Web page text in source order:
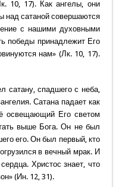
10, 17). Как ангелы, они
над сатаной совершаются
с нашими духовными
победы принадлежит Его
нам» (Лк. 10, 17).
сатану, спадшего с неба,
Сатана падает как
освещающий Его светом
выше Бога. Он не был
его. Он был первый, кто
в вечный мрак. И
Христос знает, что
(Ин. 12, 31).